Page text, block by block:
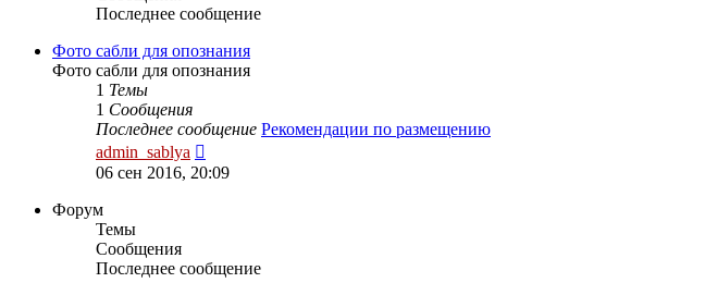
Последнее сообщение
Фото сабли для опознания
Фото сабли для опознания
1 Темы
1 Сообщения
Последнее сообщение Рекомендации по размещению
admin_sablya
к
06 сен 2016, 20:09
Форум
Темы
Сообщения
Последнее сообщение